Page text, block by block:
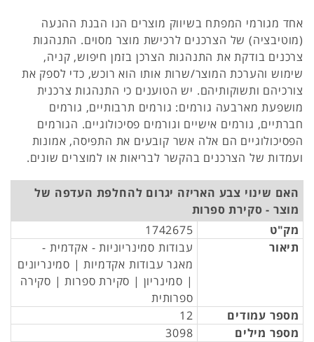
אחד מגורמי המפתח בשיווק מוצרים הנו הבנת ההנעה
(מוטיבציה) של הצרכנים לרכישת מוצר מסוים. התנהגות
צרכנים בודקת את התנהגות הצרכן בזמן חיפוש, קניה,
שימוש והערכת המוצר/שרות אותו הוא רוכש, כדי לספק את
צורכיהם ותשוקותיהם. יש הטוענים כי התנהגות צרכנית
מושפעת מארבעה גורמים: גורמים תרבותיים, גורמים
חברתיים, גורמים אישיים וגורמים פסיכולוגיים. הגורמים
הפסיכולוגיים הם אלה אשר קובעים את התפיסה, אמונות
ועמדות של הצרכנים בהקשר לבריאות או למוצרים שונים.
האם שינוי צבע האריזה יגרום להחלפת העדפה של
מוצר - סקירת ספרות
מק"ט
1742675
תיאור
עבודות סמינריוניות - אקדמית -
מאגר עבודות אקדמיות | סמינריונים
| סמינריון | סקירת ספרות | סקירה
ספרותית
מספר עמודים
12
מספר מילים
3098